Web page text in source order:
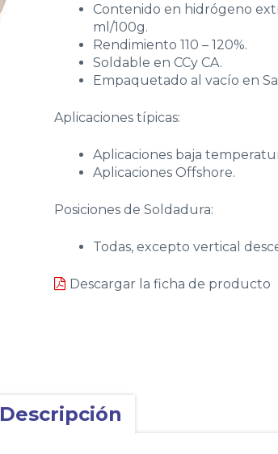
Contenido en hidrógeno
ml/100g.
Rendimiento 110 – 120%.
Soldable en CCy CA.
Empaquetado al vacío en
Aplicaciones típicas:
Aplicaciones baja
Aplicaciones Offshore.
Posiciones de Soldadura:
Todas, excepto vertical
Descargar la ficha de producto
Descripción